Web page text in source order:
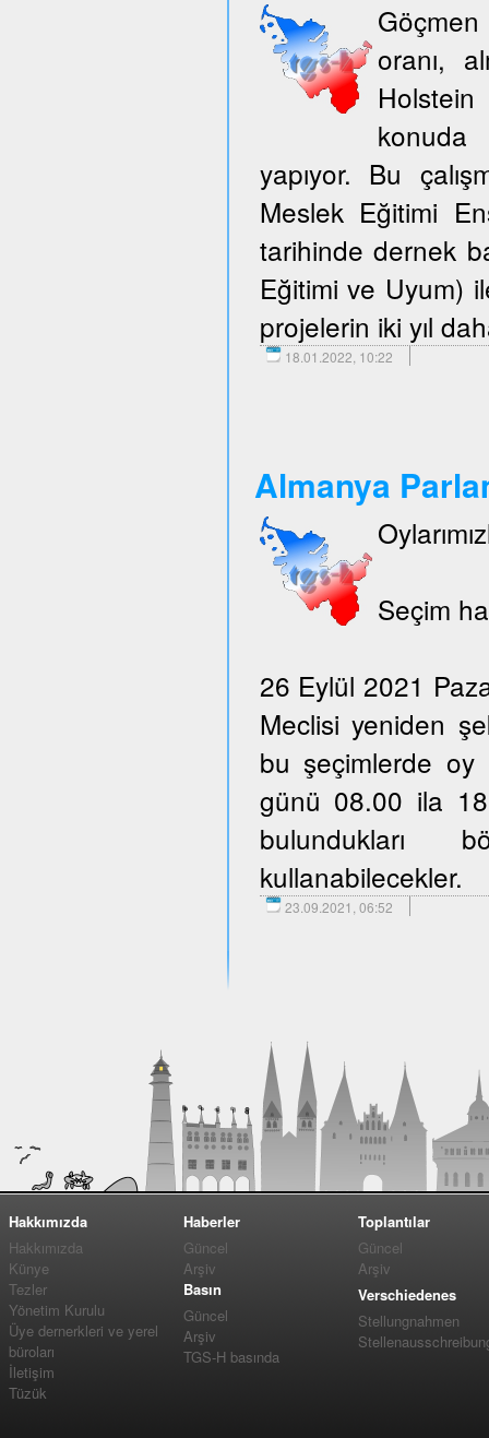
oranı,
konuda
yapıyor. Bu
Meslek Eğitimi
tarihinde dernek
Eğitimi ve Uyum)
projelerin iki yıl
18.01.2022, 10:22
Almanya
Seçim
26 Eylül 2021
Meclisi yeniden
bu şeçimlerde oy
günü 08.00 ila
bulundukları
kullanabilecekler.
23.09.2021, 06:52
Hakkımızda
Hakkımızda
Künye
Tezler
Yönetim Kurulu
Üye dernerkleri ve yerel
büroları
İletişim
Tüzük
Haberler
Güncel
Arşiv
Basın
Güncel
Arşiv
TGS-H basında
Toplantılar
Güncel
Arşiv
Verschiedenes
Stellungnahmen